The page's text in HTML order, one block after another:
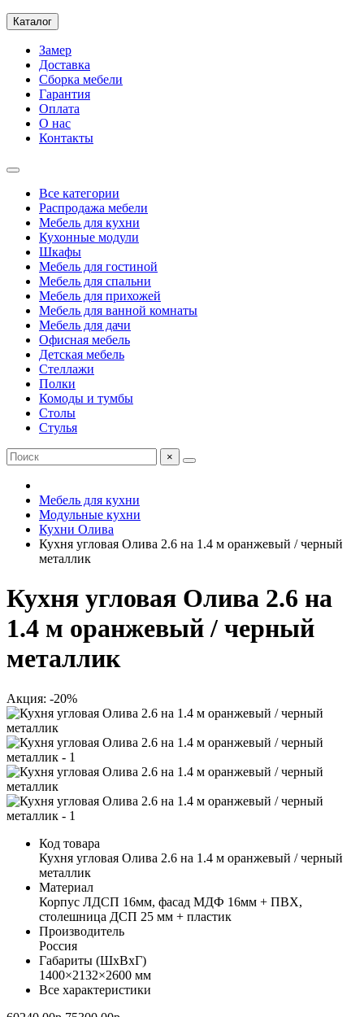
Каталог
Замер
Доставка
Сборка мебели
Гарантия
Оплата
О нас
Контакты
Все категории
Распродажа мебели
Мебель для кухни
Кухонные модули
Шкафы
Мебель для гостиной
Мебель для спальни
Мебель для прихожей
Мебель для ванной комнаты
Мебель для дачи
Офисная мебель
Детская мебель
Стеллажи
Полки
Комоды и тумбы
Столы
Стулья
×
Мебель для кухни
Модульные кухни
Кухни Олива
Кухня угловая Олива 2.6 на 1.4 м оранжевый / черный
металлик
Кухня угловая Олива 2.6 на
1.4 м оранжевый / черный
металлик
Акция: -20%
Код товара
Кухня угловая Олива 2.6 на 1.4 м оранжевый / черный
металлик
Материал
Корпус ЛДСП 16мм, фасад МДФ 16мм + ПВХ,
столешница ДСП 25 мм + пластик
Производитель
Россия
Габариты (ШхВхГ)
1400×2132×2600 мм
Все характеристики